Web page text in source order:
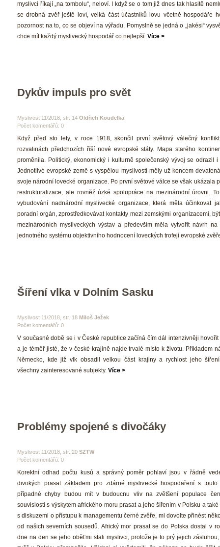
myslivci říkají „na tombolu“, neloví. I když se o tom již dnes tak hlasitě
e drobná zvěř ještě loví, velká část účastníků lovu včetně hospodáře
pozornost na to, co se objeví na výřadu. Pomyslně se jedná o „jakési“
chce mít každý myslivecký hospodář co nejlepší. Více >
Dykův impuls pro svět
Myslivost 11/2018, str. 14 Oldřich Koudelka
Počet komentářů: 0
Když před sto lety, v roce 1918, skončil první světový válečný
rozvalinách předchozích říší nové evropské státy. Mapa starého
proměnila. Politický, ekonomický i kulturně společenský vývoj se odrazil i
Jednotlivé evropské země s vyspělou myslivostí měly už koncem
voje národní lovecké organizace. Po první světové válce se však ukázala
restrukturalizace, ale rovněž úzké spolupráce na mezinárodní úrovni.
vybudování nadnárodní myslivecké organizace, která měla účinkovat
poradní orgán, zprostředkovávat kontakty mezi zemskými organizacemi,
mezinárodních mysliveckých výstav a především měla vytvořit návrh na
jednotného systému objektivního hodnocení loveckých trofejí evropské
Šíření vlka v Dolním Sasku
Myslivost 11/2018, str. 18 Miloš Ježek
Počet komentářů: 0
V současné době se i v České republice začíná čím dál intenzivněji
a je téměř jisté, že v české krajině najde trvalé místo k životu. Příkladem
Německo, kde již vlk obsadil velkou část krajiny a rychlost jeho
všechny zainteresované subjekty. Více >
Problémy spojené s divočáky
Myslivost 11/2018, str. 20 SZTW
Počet komentářů: 0
Korektní odhad počtu kusů a správný poměr pohlaví jsou v řádně
divokých prasat základem pro zdárné myslivecké hospodaření s
případné chyby budou mít v budoucnu vliv na zvětšení populace
ouvislosti s výskytem afrického moru prasat a jeho šířením v Polsku a také
diskuzemi o přístupu k managementu černé zvěře, mi dovolte přinést
od našich severních sousedů. Africký mor prasat se do Polska dostal v
dne na den se jeho oběťmi stali myslivci, protože je to prý jejich